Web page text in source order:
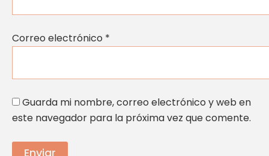
Correo electrónico *
Guarda mi nombre, correo electrónico y web en
este navegador para la próxima vez que comente.